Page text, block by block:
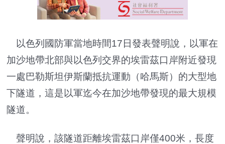
以色列國防軍當地時間17日發表聲明說，以軍在
加沙地帶北部與以色列交界的埃雷茲口岸附近發現
一處巴勒斯坦伊斯蘭抵抗運動（哈馬斯）的大型地
下隧道，這是以軍迄今在加沙地帶發現的最大規模
隧道。
聲明說，該隧道距離埃雷茲口岸僅400米，長度